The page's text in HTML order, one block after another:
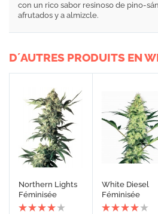
con un rico sabor resinoso de pino-
afrutados y a almizcle.
D´AUTRES PRODUITS EN
Northern Lights
Féminisée
White Diesel
Féminisée